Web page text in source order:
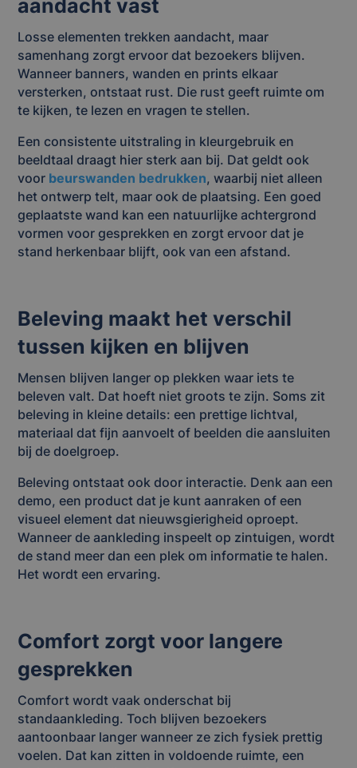
aandacht vast
Losse elementen trekken aandacht, maar
samenhang zorgt ervoor dat bezoekers blijven.
Wanneer banners, wanden en prints elkaar
versterken, ontstaat rust. Die rust geeft ruimte om
te kijken, te lezen en vragen te stellen.
Een consistente uitstraling in kleurgebruik en
beeldtaal draagt hier sterk aan bij. Dat geldt ook
voor beurswanden bedrukken, waarbij niet alleen
het ontwerp telt, maar ook de plaatsing. Een goed
geplaatste wand kan een natuurlijke achtergrond
vormen voor gesprekken en zorgt ervoor dat je
stand herkenbaar blijft, ook van een afstand.
Beleving maakt het verschil
tussen kijken en blijven
Mensen blijven langer op plekken waar iets te
beleven valt. Dat hoeft niet groots te zijn. Soms zit
beleving in kleine details: een prettige lichtval,
materiaal dat fijn aanvoelt of beelden die aansluiten
bij de doelgroep.
Beleving ontstaat ook door interactie. Denk aan een
demo, een product dat je kunt aanraken of een
visueel element dat nieuwsgierigheid oproept.
Wanneer de aankleding inspeelt op zintuigen, wordt
de stand meer dan een plek om informatie te halen.
Het wordt een ervaring.
Comfort zorgt voor langere
gesprekken
Comfort wordt vaak onderschat bij
standaankleding. Toch blijven bezoekers
aantoonbaar langer wanneer ze zich fysiek prettig
voelen. Dat kan zitten in voldoende ruimte, een